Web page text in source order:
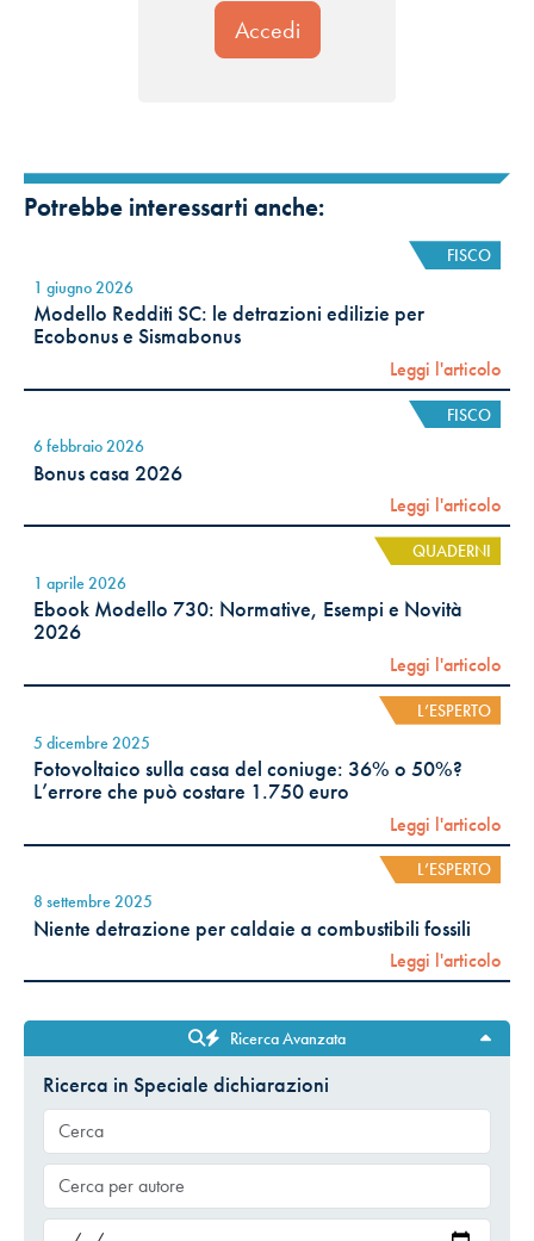
Potrebbe interessarti anche:
FISCO
1 giugno 2026
Modello Redditi SC: le detrazioni edilizie per
Ecobonus e Sismabonus
Leggi l'articolo
FISCO
6 febbraio 2026
Bonus casa 2026
Leggi l'articolo
QUADERNI
1 aprile 2026
Ebook Modello 730: Normative, Esempi e Novità
2026
Leggi l'articolo
L’ESPERTO
5 dicembre 2025
Fotovoltaico sulla casa del coniuge: 36% o 50%?
L’errore che può costare 1.750 euro
Leggi l'articolo
L’ESPERTO
8 settembre 2025
Niente detrazione per caldaie a combustibili fossili
Leggi l'articolo
Ricerca Avanzata
Ricerca in Speciale dichiarazioni